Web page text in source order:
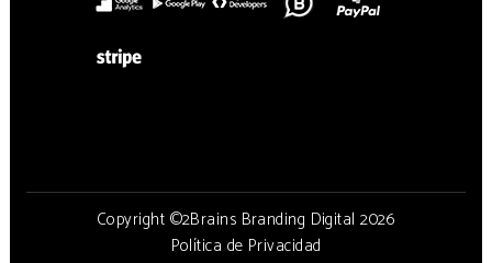
Copyright ©2Brains Branding Digital 2026
Política de Privacidad